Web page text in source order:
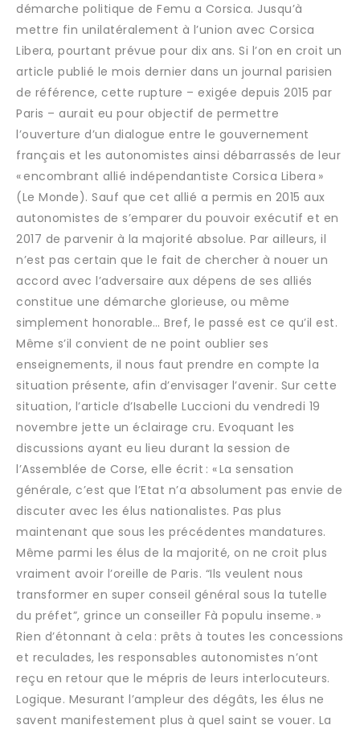
démarche politique de Femu a Corsica. Jusqu’à
mettre fin unilatéralement à l’union avec Corsica
Libera, pourtant prévue pour dix ans. Si l’on en croit un
article publié le mois dernier dans un journal parisien
de référence, cette rupture – exigée depuis 2015 par
Paris – aurait eu pour objectif de permettre
l’ouverture d’un dialogue entre le gouvernement
français et les autonomistes ainsi débarrassés de leur
« encombrant allié indépendantiste Corsica Libera »
(Le Monde). Sauf que cet allié a permis en 2015 aux
autonomistes de s’emparer du pouvoir exécutif et en
2017 de parvenir à la majorité absolue. Par ailleurs, il
n’est pas certain que le fait de chercher à nouer un
accord avec l’adversaire aux dépens de ses alliés
constitue une démarche glorieuse, ou même
simplement honorable… Bref, le passé est ce qu’il est.
Même s’il convient de ne point oublier ses
enseignements, il nous faut prendre en compte la
situation présente, afin d’envisager l’avenir. Sur cette
situation, l’article d’Isabelle Luccioni du vendredi 19
novembre jette un éclairage cru. Evoquant les
discussions ayant eu lieu durant la session de
l’Assemblée de Corse, elle écrit : « La sensation
générale, c’est que l’Etat n’a absolument pas envie de
discuter avec les élus nationalistes. Pas plus
maintenant que sous les précédentes mandatures.
Même parmi les élus de la majorité, on ne croit plus
vraiment avoir l’oreille de Paris. “Ils veulent nous
transformer en super conseil général sous la tutelle
du préfet”, grince un conseiller Fà populu inseme. »
Rien d’étonnant à cela : prêts à toutes les concessions
et reculades, les responsables autonomistes n’ont
reçu en retour que le mépris de leurs interlocuteurs.
Logique. Mesurant l’ampleur des dégâts, les élus ne
savent manifestement plus à quel saint se vouer. La